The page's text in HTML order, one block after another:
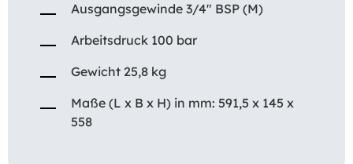
Ausgangsgewinde 3/4″ BSP (M)
Arbeitsdruck 100 bar
Gewicht 25,8 kg
Maße (L x B x H) in mm: 591,5 x 145 x
558